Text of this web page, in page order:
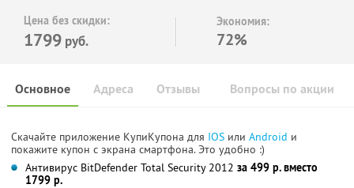
Цена без скидки:
1799 руб.
Экономия:
72%
Основное Отзывы Вопросы по акции
Адреса
Скачайте приложение КупиКупона для IOS или Android и
покажите купон с экрана смартфона. Это удобно :)
Антивирус BitDefender Total Security 2012 за 499 р. вместо
1799 р.